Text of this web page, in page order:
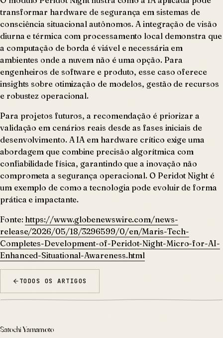
transformar hardware de segurança em sistemas de
consciência situacional autônomos. A integração de visão
diurna e térmica com processamento local demonstra que
a computação de borda é viável e necessária em
ambientes onde a nuvem não é uma opção. Para
engenheiros de software e produto, esse caso oferece
insights sobre otimização de modelos, gestão de recursos
e robustez operacional.
Para projetos futuros, a recomendação é priorizar a
validação em cenários reais desde as fases iniciais de
desenvolvimento. A IA em hardware crítico exige uma
abordagem que combine precisão algorítmica com
confiabilidade física, garantindo que a inovação não
comprometa a segurança operacional. O Peridot Night é
um exemplo de como a tecnologia pode evoluir de forma
prática e impactante.
Fonte: https://www.globenewswire.com/news-
release/2026/05/18/3296599/0/en/Maris-Tech-
Completes-Development-of-Peridot-Night-Micro-for-AI-
Enhanced-Situational-Awareness.html
TODOS OS ARTIGOS
Satochi Yamamoto